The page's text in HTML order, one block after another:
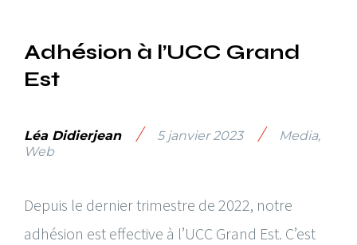
Adhésion à l’UCC Grand
Est
Léa Didierjean / 5 janvier 2023 / Media,
Web
Depuis le dernier trimestre de 2022, notre
adhésion est effective à l’UCC Grand Est. C’est